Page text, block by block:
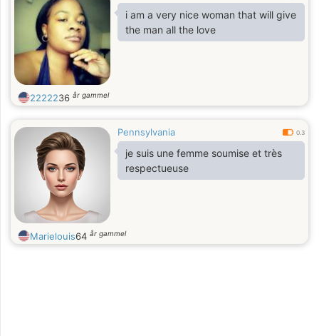
i am a very nice woman that will give
the man all the love
2222236 år gammel
Pennsylvania 0.3
je suis une femme soumise et très
respectueuse
Marielouis64 år gammel